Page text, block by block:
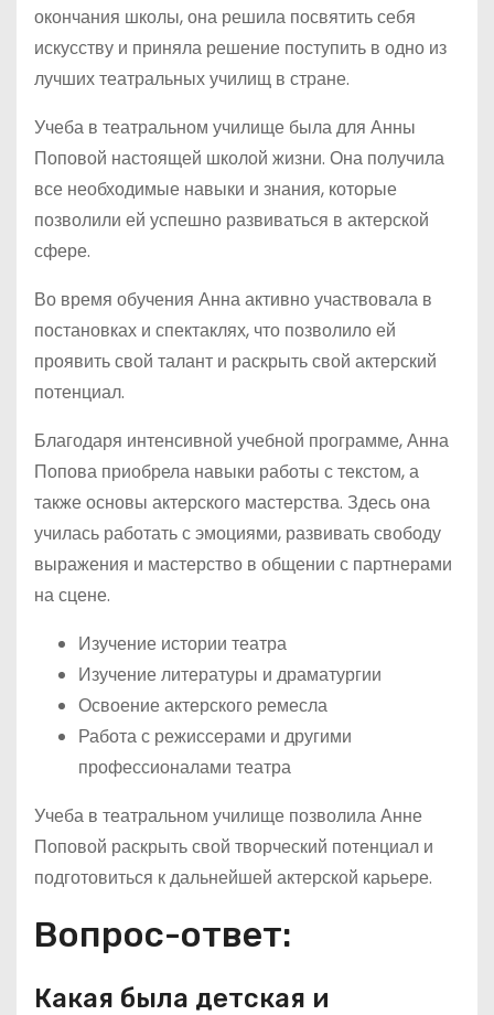
окончания школы, она решила посвятить себя
искусству и приняла решение поступить в одно из
лучших театральных училищ в стране.
Учеба в театральном училище была для Анны
Поповой настоящей школой жизни. Она получила
все необходимые навыки и знания, которые
позволили ей успешно развиваться в актерской
сфере.
Во время обучения Анна активно участвовала в
постановках и спектаклях, что позволило ей
проявить свой талант и раскрыть свой актерский
потенциал.
Благодаря интенсивной учебной программе, Анна
Попова приобрела навыки работы с текстом, а
также основы актерского мастерства. Здесь она
училась работать с эмоциями, развивать свободу
выражения и мастерство в общении с партнерами
на сцене.
Изучение истории театра
Изучение литературы и драматургии
Освоение актерского ремесла
Работа с режиссерами и другими
профессионалами театра
Учеба в театральном училище позволила Анне
Поповой раскрыть свой творческий потенциал и
подготовиться к дальнейшей актерской карьере.
Вопрос-ответ:
Какая была детская и